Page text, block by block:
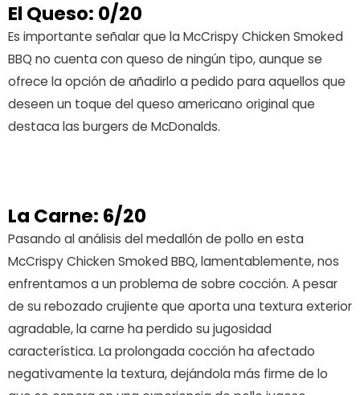
El Queso: 0/20
Es importante señalar que la McCrispy Chicken Smoked
BBQ no cuenta con queso de ningún tipo, aunque se
ofrece la opción de añadirlo a pedido para aquellos que
deseen un toque del queso americano original que
destaca las burgers de McDonalds.
La Carne: 6/20
Pasando al análisis del medallón de pollo en esta
McCrispy Chicken Smoked BBQ, lamentablemente, nos
enfrentamos a un problema de sobre cocción. A pesar
de su rebozado crujiente que aporta una textura exterior
agradable, la carne ha perdido su jugosidad
característica. La prolongada cocción ha afectado
negativamente la textura, dejándola más firme de lo